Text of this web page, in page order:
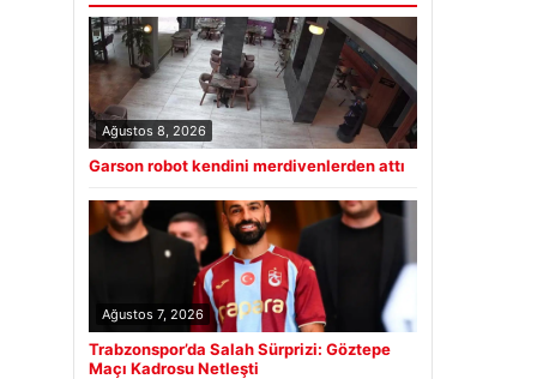
Ağustos 8, 2026
Garson robot kendini merdivenlerden attı
Ağustos 7, 2026
Trabzonspor’da Salah Sürprizi: Göztepe
Maçı Kadrosu Netleşti